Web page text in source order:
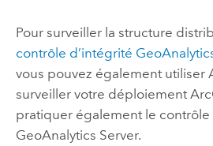
Pour surveiller la structure
contrôle d’intégrité
vous pouvez également utiliser
surveiller votre déploiement
pratiquer également le contrôle
GeoAnalytics Server.